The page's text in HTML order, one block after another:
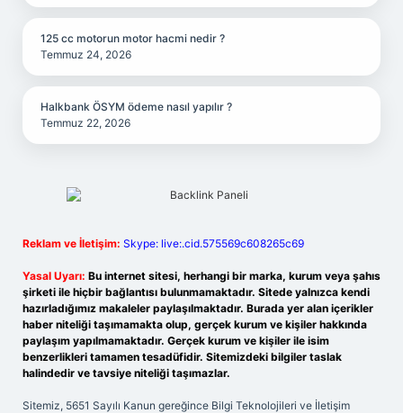
125 cc motorun motor hacmi nedir ?
Temmuz 24, 2026
Halkbank ÖSYM ödeme nasıl yapılır ?
Temmuz 22, 2026
Reklam ve İletişim: Skype: live:.cid.575569c608265c69
Yasal Uyarı: Bu internet sitesi, herhangi bir marka, kurum veya şahıs
şirketi ile hiçbir bağlantısı bulunmamaktadır. Sitede yalnızca kendi
hazırladığımız makaleler paylaşılmaktadır. Burada yer alan içerikler
haber niteliği taşımamakta olup, gerçek kurum ve kişiler hakkında
paylaşım yapılmamaktadır. Gerçek kurum ve kişiler ile isim
benzerlikleri tamamen tesadüfidir. Sitemizdeki bilgiler taslak
halindedir ve tavsiye niteliği taşımazlar.
Sitemiz, 5651 Sayılı Kanun gereğince Bilgi Teknolojileri ve İletişim